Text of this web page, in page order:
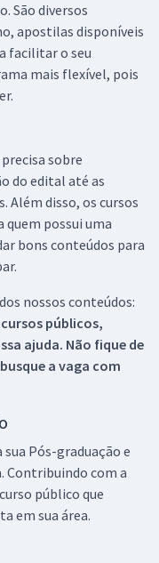
São diversos
apostilas disponíveis
facilitar o seu
mais flexível, pois
sobre
do edital até as
Além disso, os cursos
quem possui uma
bons conteúdos para
nossos conteúdos:
públicos,
ajuda. Não fique de
a vaga com
Pós-graduação e
Contribuindo com a
público que
em sua área.